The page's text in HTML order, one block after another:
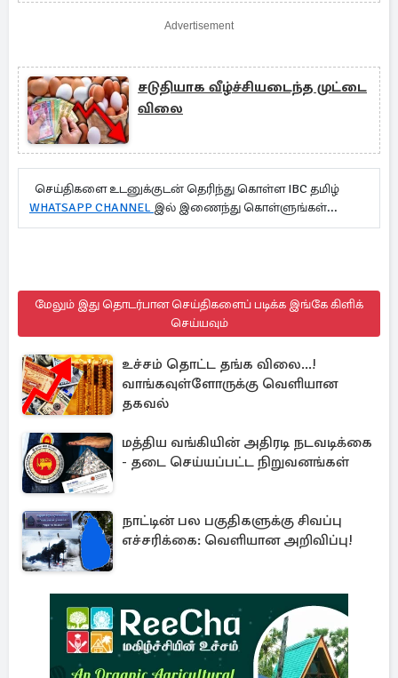
Advertisement
சடுதியாக வீழ்ச்சியடைந்த முட்டை
விலை
செய்திகளை உடனுக்குடன் தெரிந்து கொள்ள IBC தமிழ்
WHATSAPP CHANNEL இல் இணைந்து கொள்ளுங்கள்...
மேலும் இது தொடர்பான செய்திகளைப் படிக்க இங்கே கிளிக்
செய்யவும்
உச்சம் தொட்ட தங்க விலை...!
வாங்கவுள்ளோருக்கு வெளியான
தகவல்
மத்திய வங்கியின் அதிரடி நடவடிக்கை
- தடை செய்யப்பட்ட நிறுவனங்கள்
நாட்டின் பல பகுதிகளுக்கு சிவப்பு
எச்சரிக்கை: வெளியான அறிவிப்பு!